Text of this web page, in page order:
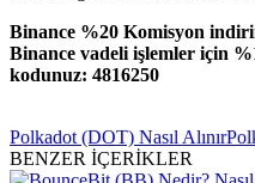
Binance %20 Komisyon
Binance vadeli işlemler için
kodunuz: 4816250
Polkadot (DOT) Nasıl Alınır
BENZER İÇERİKLER